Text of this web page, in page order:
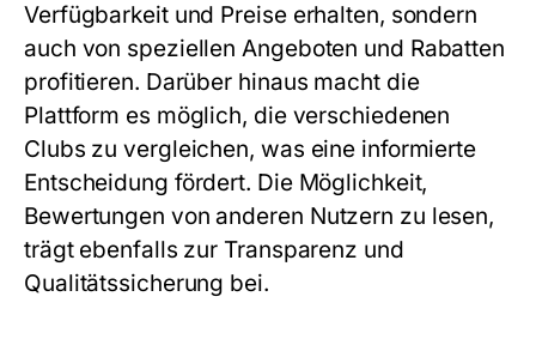
Verfügbarkeit und Preise erhalten, sondern
auch von speziellen Angeboten und Rabatten
profitieren. Darüber hinaus macht die
Plattform es möglich, die verschiedenen
Clubs zu vergleichen, was eine informierte
Entscheidung fördert. Die Möglichkeit,
Bewertungen von anderen Nutzern zu lesen,
trägt ebenfalls zur Transparenz und
Qualitätssicherung bei.